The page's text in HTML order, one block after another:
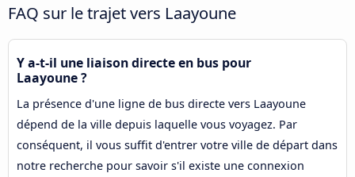
FAQ sur le trajet vers Laayoune
Y a-t-il une liaison directe en bus pour
Laayoune ?
La présence d'une ligne de bus directe vers Laayoune
dépend de la ville depuis laquelle vous voyagez. Par
conséquent, il vous suffit d'entrer votre ville de départ dans
notre recherche pour savoir s'il existe une connexion